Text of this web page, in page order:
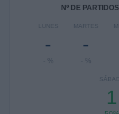
Nº DE
LUNES
-
- %
MARTES
-
- %
1